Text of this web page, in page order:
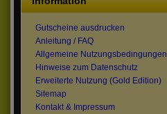
Gutscheine ausdrucken
Anleitung / FAQ
Allgemeine Nutzungsbedingungen
Hinweise zum Datenschutz
Erweiterte Nutzung (Gold Edition)
Sitemap
Kontakt & Impressum